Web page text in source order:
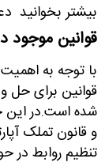
بیشتر بخوانید
قوانین موجود
با توجه به
قوانین برای حل
شده است.در
و قانون تملک
تنظیم روابط در